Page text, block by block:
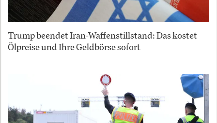
Trump beendet Iran-Waffenstillstand: Das kostet
Ölpreise und Ihre Geldbörse sofort